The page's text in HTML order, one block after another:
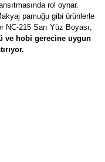
rol oynar.
pamuğu gibi ürünlerle
NC-215 Sarı Yüz Boyası,
ve hobi gerecine uygun